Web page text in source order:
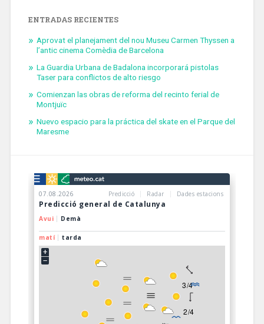
ENTRADAS RECIENTES
Aprovat el planejament del nou Museu Carmen Thyssen a
l’antic cinema Comèdia de Barcelona
La Guardia Urbana de Badalona incorporará pistolas
Taser para conflictos de alto riesgo
Comienzan las obras de reforma del recinto ferial de
Montjuïc
Nuevo espacio para la práctica del skate en el Parque del
Maresme